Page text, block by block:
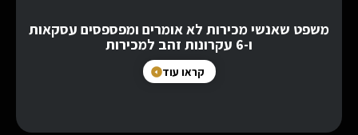
משפט שאנשי מכירות לא אומרים ומפספסים עסקאות
ו-6 עקרונות זהב למכירות
קראו עוד